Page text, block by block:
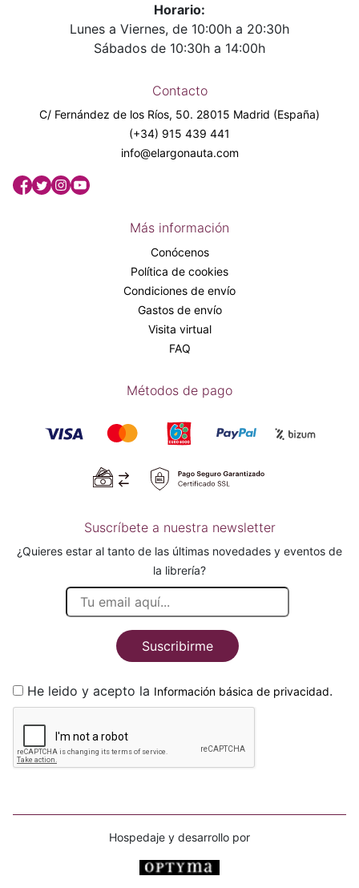
Horario:
Lunes a Viernes, de 10:00h a 20:30h
Sábados de 10:30h a 14:00h
Contacto
C/ Fernández de los Ríos, 50. 28015 Madrid (España)
(+34) 915 439 441
info@elargonauta.com
Más información
Conócenos
Política de cookies
Condiciones de envío
Gastos de envío
Visita virtual
FAQ
Métodos de pago
Suscríbete a nuestra newsletter
¿Quieres estar al tanto de las últimas novedades y eventos de
la librería?
Suscribirme
He leido y acepto la Información básica de privacidad.
Hospedaje y desarrollo por